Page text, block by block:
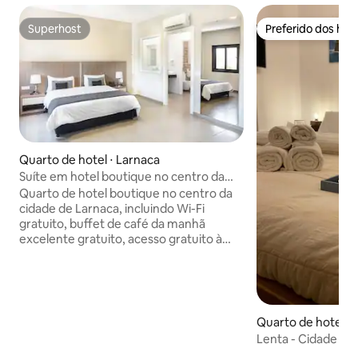
Superhost
Superhost
Quarto de hotel ⋅ Larnaca
Suíte em hotel boutique no centro da
cidade com café da manhã
Quarto de hotel boutique no centro da
cidade de Larnaca, incluindo Wi-Fi
gratuito, buffet de café da manhã
excelente gratuito, acesso gratuito à
Preferido dos
Preferido dos
Quarto de hotel ⋅
Lenta - Cidade